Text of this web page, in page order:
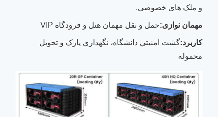
و ملک های خصوصی.
مهمان نوازی:حمل و نقل مهمان هتل و فرودگاه VIP
کاربرد:گشت امنيتي دانشگاه، نگهداري پارک و تحویل
محموله